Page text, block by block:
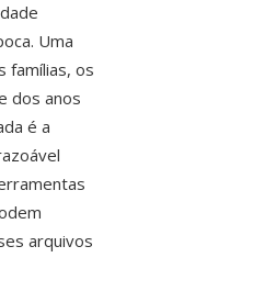
Uma
famílias, os
dos anos
é a
arquivos